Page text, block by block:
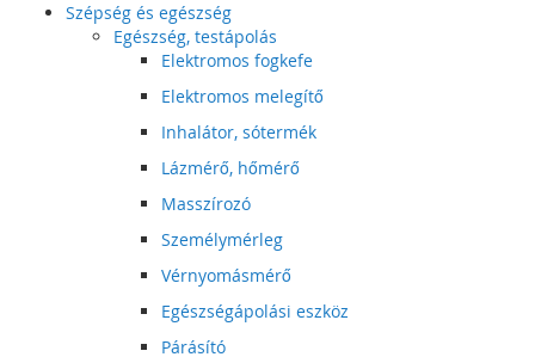
Szépség és egészség
Egészség, testápolás
Elektromos fogkefe
Elektromos melegítő
Inhalátor, sótermék
Lázmérő, hőmérő
Masszírozó
Személymérleg
Vérnyomásmérő
Egészségápolási eszköz
Párásító